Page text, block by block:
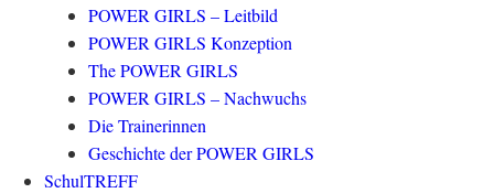
POWER GIRLS – Leitbild
POWER GIRLS Konzeption
The POWER GIRLS
POWER GIRLS – Nachwuchs
Die Trainerinnen
Geschichte der POWER GIRLS
SchulTREFF